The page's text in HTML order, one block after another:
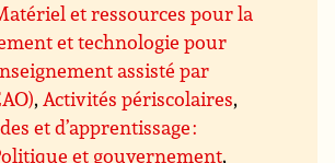
et ressources pour la
et technologie pour
assisté par
,Activités périscolaires,
et d’apprentissage :
et gouvernement,